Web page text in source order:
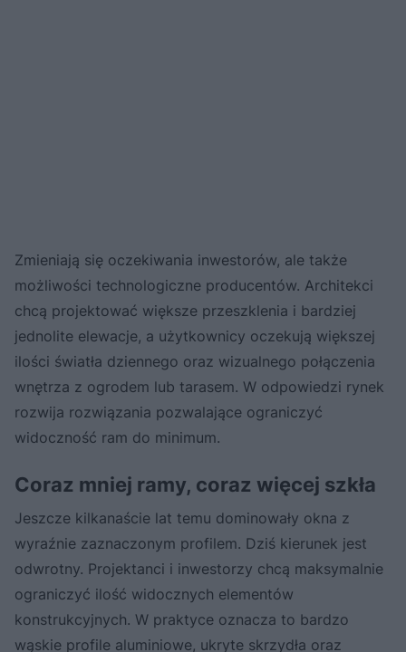
Zmieniają się oczekiwania inwestorów, ale także
możliwości technologiczne producentów. Architekci
chcą projektować większe przeszklenia i bardziej
jednolite elewacje, a użytkownicy oczekują większej
ilości światła dziennego oraz wizualnego połączenia
wnętrza z ogrodem lub tarasem. W odpowiedzi rynek
rozwija rozwiązania pozwalające ograniczyć
widoczność ram do minimum.
Coraz mniej ramy, coraz więcej szkła
Jeszcze kilkanaście lat temu dominowały okna z
wyraźnie zaznaczonym profilem. Dziś kierunek jest
odwrotny. Projektanci i inwestorzy chcą maksymalnie
ograniczyć ilość widocznych elementów
konstrukcyjnych. W praktyce oznacza to bardzo
wąskie profile aluminiowe, ukryte skrzydła oraz